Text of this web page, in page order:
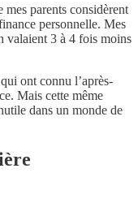
mes parents considèrent
personnelle. Mes
valaient 3 à 4 fois moins
ont connu l’après-
Mais cette même
dans un monde de